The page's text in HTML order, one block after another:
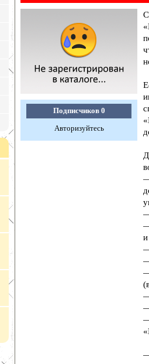
Подписчиков 0
Авторизуйтесь